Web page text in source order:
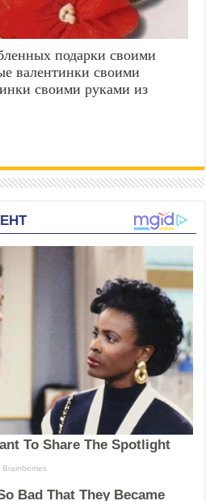
подарки своими
валентинки своими
своими руками из